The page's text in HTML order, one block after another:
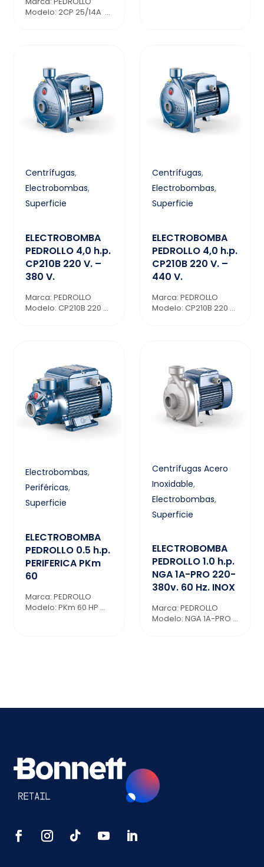
Modelo: 2CP 25/14A ...
Centrífugas,
Electrobombas,
Superficie
ELECTROBOMBA
PEDROLLO 4,0 h.p.
CP210B 220 V. –
380 V.
Marca: PEDROLLO
Modelo: CP210B 220 ...
Centrífugas,
Electrobombas,
Superficie
ELECTROBOMBA
PEDROLLO 4,0 h.p.
CP210B 220 V. –
440 V.
Marca: PEDROLLO
Modelo: CP210B 220 ...
Electrobombas,
Periféricas,
Superficie
ELECTROBOMBA
PEDROLLO 0.5 h.p.
PERIFERICA PKm
60
Marca: PEDROLLO
Modelo: PKm 60 HP ...
Centrífugas Acero
Inoxidable,
Electrobombas,
Superficie
ELECTROBOMBA
PEDROLLO 1.0 h.p.
NGA 1A-PRO 220-
380v. 60 Hz. INOX
Marca: PEDROLLO
Modelo: NGA 1A-PRO ...